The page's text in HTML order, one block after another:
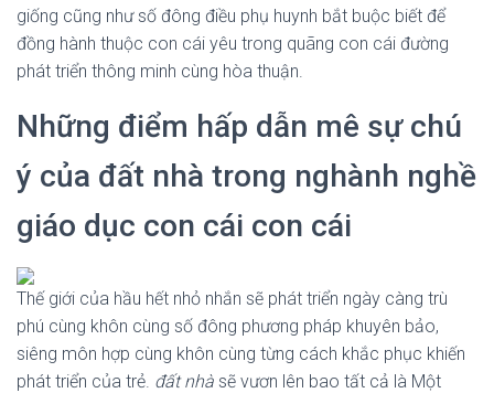
giống cũng như số đông điều phụ huynh bắt buộc biết để
đồng hành thuộc con cái yêu trong quãng con cái đường
phát triển thông minh cùng hòa thuận.
Những điểm hấp dẫn mê sự chú
ý của đất nhà trong nghành nghề
giáo dục con cái con cái
Thế giới của hầu hết nhỏ nhắn sẽ phát triển ngày càng trù
phú cùng khôn cùng số đông phương pháp khuyên bảo,
siêng môn hợp cùng khôn cùng từng cách khắc phục khiến
phát triển của trẻ. đất nhà sẽ vươn lên bao tất cả là Một